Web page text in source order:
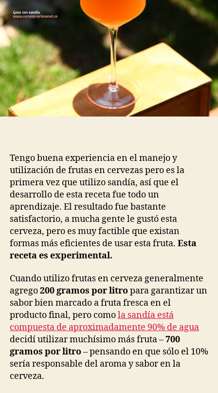
Tengo buena experiencia en el manejo y
utilización de frutas en cervezas pero es la
primera vez que utilizo sandía, así que el
desarrollo de esta receta fue todo un
aprendizaje. El resultado fue bastante
satisfactorio, a mucha gente le gustó esta
cerveza, pero es muy factible que existan
formas más eficientes de usar esta fruta. Esta
receta es experimental.
Cuando utilizo frutas en cerveza generalmente
agrego200 gramos por litropara garantizar un
sabor bien marcado a fruta fresca en el
producto final, pero comola sandía está
compuesta de aproximadamente 90% de agua
decidí utilizar muchísimo más fruta –700
gramos por litro– pensando en que sólo el 10%
sería responsable del aroma y sabor en la
cerveza.